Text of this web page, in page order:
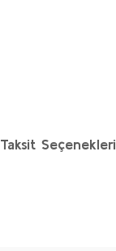
Taksit Seçenekleri